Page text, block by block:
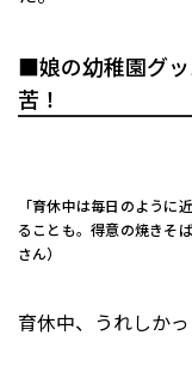
■娘の幼稚園グ
苦！
「育休中は毎日のよう
ることも。得意の焼きそ
さん）
――育休中、うれしか